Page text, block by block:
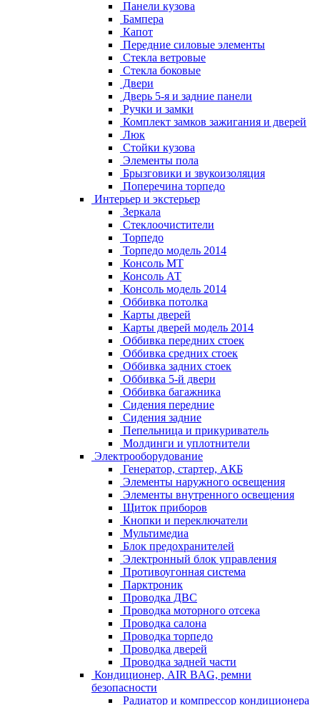
Панели кузова
Бампера
Капот
Передние силовые элементы
Стекла ветровые
Стекла боковые
Двери
Дверь 5-я и задние панели
Ручки и замки
Комплект замков зажигания и дверей
Люк
Стойки кузова
Элементы пола
Брызговики и звукоизоляция
Поперечина торпедо
Интерьер и экстерьер
Зеркала
Стеклоочистители
Торпедо
Торпедо модель 2014
Консоль МТ
Консоль АТ
Консоль модель 2014
Оббивка потолка
Карты дверей
Карты дверей модель 2014
Оббивка передних стоек
Оббивка средних стоек
Оббивка задних стоек
Оббивка 5-й двери
Оббивка багажника
Сидения передние
Сидения задние
Пепельница и прикуриватель
Молдинги и уплотнители
Электрооборудование
Генератор, стартер, АКБ
Элементы наружного освещения
Элементы внутренного освещения
Щиток приборов
Кнопки и переключатели
Мультимедиа
Блок предохранителей
Электронный блок управления
Противоугонная система
Парктроник
Проводка ДВС
Проводка моторного отсека
Проводка салона
Проводка торпедо
Проводка дверей
Проводка задней части
Кондиционер, AIR BAG, ремни
безопасности
Радиатор и компрессор кондиционера